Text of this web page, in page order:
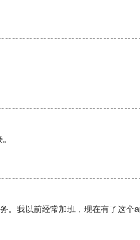
我以前经常加班，现在有了这个